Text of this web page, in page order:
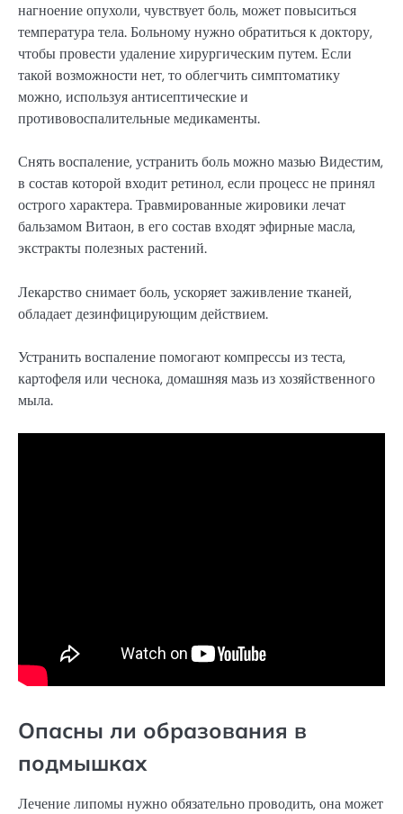
нагноение опухоли, чувствует боль, может повыситься
температура тела. Больному нужно обратиться к доктору,
чтобы провести удаление хирургическим путем. Если
такой возможности нет, то облегчить симптоматику
можно, используя антисептические и
противовоспалительные медикаменты.
Снять воспаление, устранить боль можно мазью Видестим,
в состав которой входит ретинол, если процесс не принял
острого характера. Травмированные жировики лечат
бальзамом Витаон, в его состав входят эфирные масла,
экстракты полезных растений.
Лекарство снимает боль, ускоряет заживление тканей,
обладает дезинфицирующим действием.
Устранить воспаление помогают компрессы из теста,
картофеля или чеснока, домашняя мазь из хозяйственного
мыла.
Опасны ли образования в
подмышках
Лечение липомы нужно обязательно проводить, она может